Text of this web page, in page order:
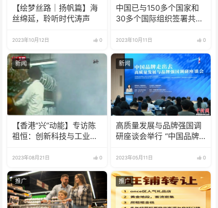
【绘梦丝路｜扬帆篇】海
丝绵延，聆听时代涛声
2023年10月12日 0
中国已与150多个国家和
30多个国际组织签署共建
2023年10月11日 0
新闻
【香港“兴”动能】专访陈
祖恒：创新科技与工业制
待香港发展
2023年08月21日 0
新闻
高质量发展与品牌强国调
研座谈会举行 “中国品牌
2023年05月11日 0
推广 推广